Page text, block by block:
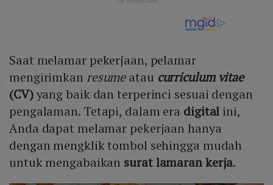
Saat melamar pekerjaan, pelamar
mengirimkan resumeatau curriculum vitae
(CV)yang baik dan terperinci sesuai dengan
pengalaman. Tetapi, dalam era digital ini,
Anda dapat melamar pekerjaan hanya
dengan mengklik tombol sehingga mudah
untuk mengabaikan surat lamaran kerja.